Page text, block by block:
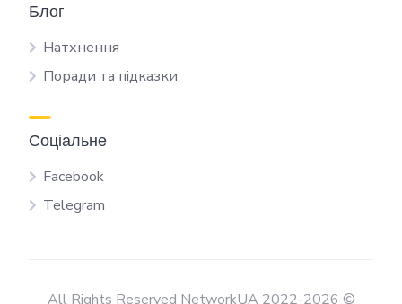
Блог
Натхнення
Поради та підказки
Соціальне
Facebook
Telegram
All Rights Reserved NetworkUA 2022-2026 ©